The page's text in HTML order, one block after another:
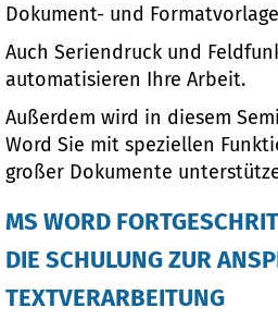
Dokument- und
Auch Seriendruck und
automatisieren Ihre Arbeit.
Außerdem wird in diesem
Word Sie mit speziellen
großer Dokumente
MS WORD
DIE SCHULUNG ZUR
TEXTVERARBEITUNG